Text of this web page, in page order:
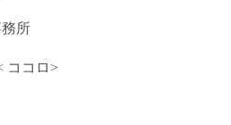
所
ココロ>